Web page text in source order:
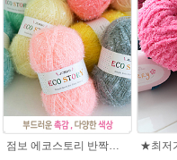
점보 에코스토리 반짝이 80g 대용량 수세미뜨기 뜨개실 친환경소품 뜨개질실//웰빙수세미실/반짝이수세미실/반짝이뜨개실/ 수세미실/대용량수세미/빤짝이실